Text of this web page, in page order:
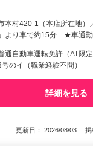
本村420-1（本店所在地）
」より車で約15分 ★車通
通自動車運転免許（AT限
のイ（職業経験不問）
詳細を見る
更新日： 2026/08/03 掲